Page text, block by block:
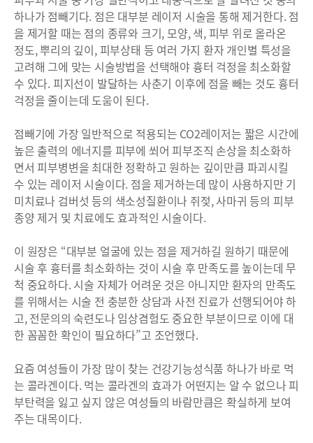
하나가 점빼기다. 점은 대부분 레이저 시술을 통해 제거한다. 점
을 제거할 때는 점의 종류와 크기, 모양, 색, 피부 위로 올라온
정도, 뿌리의 깊이, 피부상태 등 여러 가지 환자 개인별 특성을
고려해 그에 맞는 시술방법을 선택해야 흉터 걱정을 최소화할
수 있다. 피지선이 발달하는 사춘기 이후에 점을 빼는 것도 흉터
걱정을 줄이는데 도움이 된다.
점빼기에 가장 일반적으로 적용되는 CO2레이저는 짧은 시간에
높은 출력의 에너지를 피부에 쐬어 피부조직 손상을 최소화하
면서 피부병변을 최대한 정확하고 원하는 깊이만큼 파괴시킬
수 있는 레이저 시술이다. 점을 제거하는데 많이 사용하지만 기
미치료나 검버섯 등의 색소성질환이나 쥐젖, 사마귀 등의 피부
종양 제거 및 치료에도 효과적인 시술이다.
이 원장은 “대부분 얼굴에 있는 점을 제거하길 원하기 때문에
시술 후 흉터를 최소화하는 것이 시술 후 만족도를 높이는데 무
척 중요하다. 시술 자체가 어려운 것은 아니지만 환자의 만족도
를 위해서는 시술 전 충분한 상담과 사전 진료가 선행되어야 하
고, 전문의의 숙련도나 임상겸험도 중요한 부분이므로 이에 대
한 꼼꼼한 확인이 필요하다”고 조언했다.
요즘 여성들이 가장 많이 찾는 건강기능성식품 하나가 바로 먹
는 콜라겐이다. 먹는 콜라겐의 효과가 어떤지는 알 수 없으나 피
부탄력을 잃고 싶지 않은 여성들의 바람만큼은 확실하게 보여
주는 대목이다.